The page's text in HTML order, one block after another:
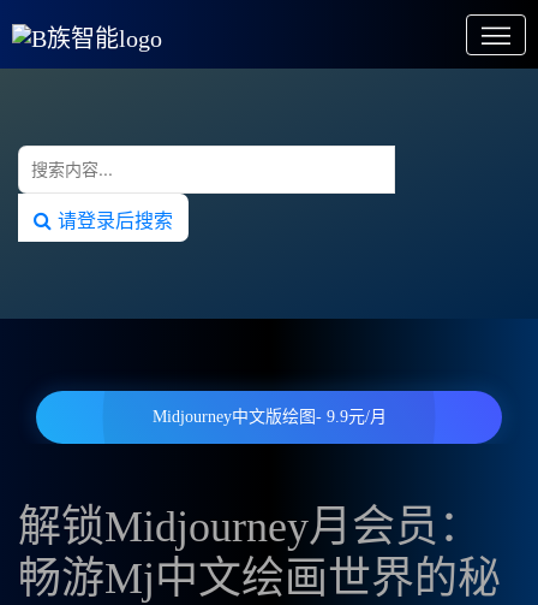
请登录后搜索
Midjourney中文版绘图- 9.9元/月
解锁Midjourney月会员：
畅游Mj中文绘画世界的秘